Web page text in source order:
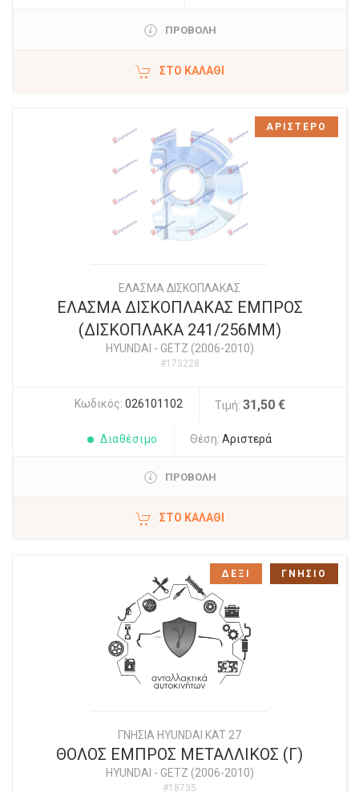
ΠΡΟΒΟΛΗ
ΣΤΟ ΚΑΛΆΘΙ
ΕΛΑΣΜΑ ΔΙΣΚΟΠΛΑΚΑΣ
ΕΛΑΣΜΑ ΔΙΣΚΟΠΛΑΚΑΣ ΕΜΠΡΟΣ
(ΔΙΣΚΟΠΛΑΚΑ 241/256ΜΜ)
HYUNDAI - GETZ (2006-2010)
#173228
Κωδικός: 026101102 Τιμή: 31,50 €
Διαθέσιμο Θέση: Αριστερά
ΠΡΟΒΟΛΗ
ΣΤΟ ΚΑΛΆΘΙ
ΑΡΙΣΤΕΡΟ
ΓΝΗΣΙΑ HYUNDAI KAT 27
ΘΟΛΟΣ ΕΜΠΡΟΣ ΜΕΤΑΛΛΙΚΟΣ (Γ)
HYUNDAI - GETZ (2006-2010)
#18735
ΔΕΞΙ ΓΝΗΣΙΟ